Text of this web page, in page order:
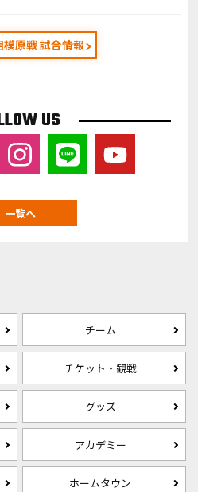
原戦 試合情報
US
一覧へ
チーム
チケット・観戦
グッズ
アカデミー
ホームタウン